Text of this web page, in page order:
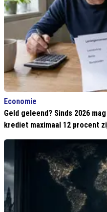
Economie
Geld geleend? Sinds 2026
krediet maximaal 12 procent